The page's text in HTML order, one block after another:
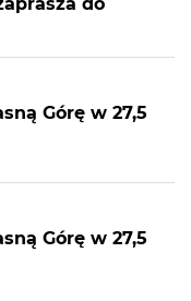
Górę w 27,5
Górę w 27,5